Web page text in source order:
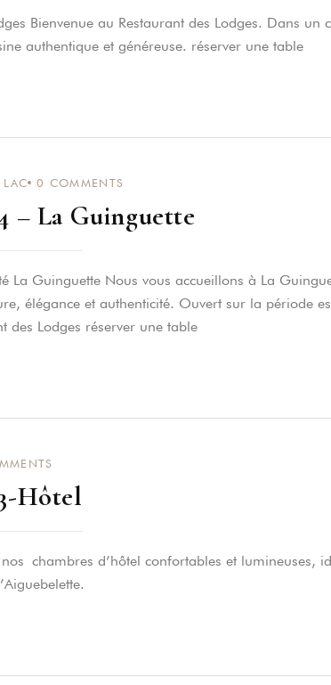
Bienvenue au Restaurant des Lodges. Dans
authentique et généreuse. réserver une table
LAC 0 COMMENTS
– La Guinguette
La Guinguette Nous vous accueillons à La
élégance et authenticité. Ouvert sur la période
des Lodges réserver une table
Hôtel
nos chambres d’hôtel confortables et lumineuses,